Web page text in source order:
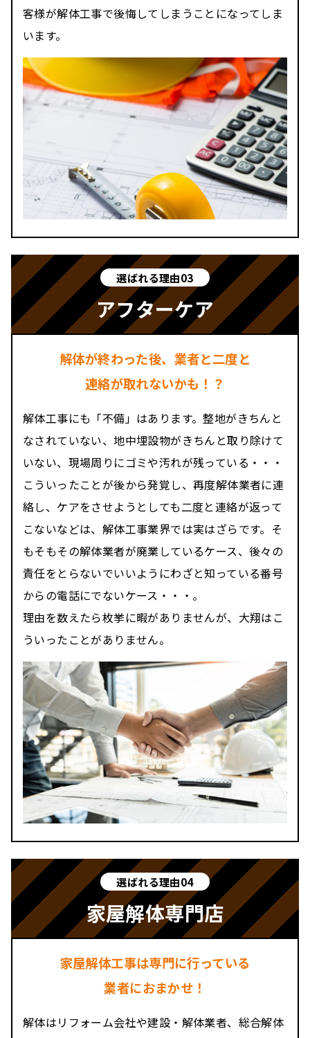
客様が解体工事で後悔してしまうことになってしま
います。
選ばれる理由03
アフターケア
解体が終わった後、業者と二度と
連絡が取れないかも！？
解体工事にも「不備」はあります。整地がきちんと
なされていない、地中埋設物がきちんと取り除けて
いない、現場周りにゴミや汚れが残っている・・・
こういったことが後から発覚し、再度解体業者に連
絡し、ケアをさせようとしても二度と連絡が返って
こないなどは、解体工事業界では実はざらです。そ
もそもその解体業者が廃業しているケース、後々の
責任をとらないでいいようにわざと知っている番号
からの電話にでないケース・・・。
理由を数えたら枚挙に暇がありませんが、大翔はこ
ういったことがありません。
選ばれる理由04
家屋解体専門店
家屋解体工事は専門に行っている
業者におまかせ！
解体はリフォーム会社や建設・解体業者、総合解体